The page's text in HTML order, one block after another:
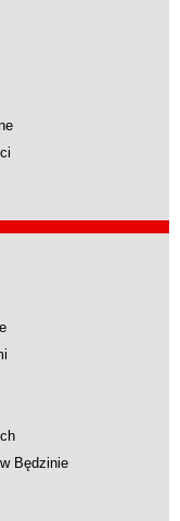
Będzinie